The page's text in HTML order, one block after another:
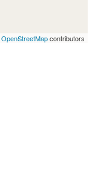
OpenStreetMapcontributors